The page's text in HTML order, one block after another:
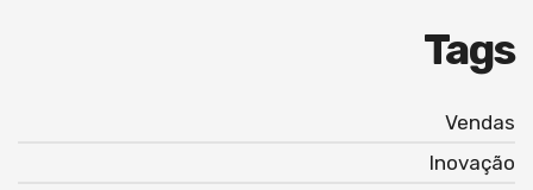
Tags
Vendas
Inovação